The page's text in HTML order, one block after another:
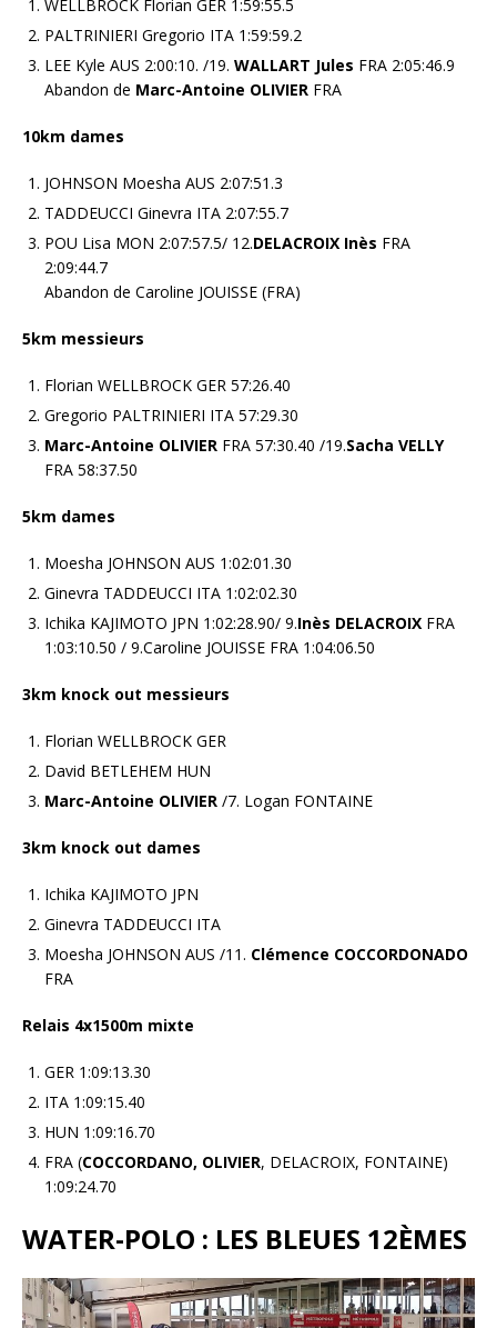
WELLBROCK Florian GER 1:59:55.5
PALTRINIERI Gregorio ITA 1:59:59.2
LEE Kyle AUS 2:00:10. /19. WALLART Jules FRA 2:05:46.9
Abandon de Marc-Antoine OLIVIER FRA
10km dames
JOHNSON Moesha AUS 2:07:51.3
TADDEUCCI Ginevra ITA 2:07:55.7
POU Lisa MON 2:07:57.5/ 12.DELACROIX Inès FRA
2:09:44.7
Abandon de Caroline JOUISSE (FRA)
5km messieurs
Florian WELLBROCK GER 57:26.40
Gregorio PALTRINIERI ITA 57:29.30
Marc-Antoine OLIVIER FRA 57:30.40 /19.Sacha VELLY
FRA 58:37.50
5km dames
Moesha JOHNSON AUS 1:02:01.30
Ginevra TADDEUCCI ITA 1:02:02.30
Ichika KAJIMOTO JPN 1:02:28.90/ 9.Inès DELACROIX FRA
1:03:10.50 / 9.Caroline JOUISSE FRA 1:04:06.50
3km knock out messieurs
Florian WELLBROCK GER
David BETLEHEM HUN
Marc-Antoine OLIVIER /7. Logan FONTAINE
3km knock out dames
Ichika KAJIMOTO JPN
Ginevra TADDEUCCI ITA
Moesha JOHNSON AUS /11. Clémence COCCORDONADO
FRA
Relais 4x1500m mixte
GER 1:09:13.30
ITA 1:09:15.40
HUN 1:09:16.70
FRA (COCCORDANO, OLIVIER, DELACROIX, FONTAINE)
1:09:24.70
WATER-POLO : LES BLEUES 12ÈMES